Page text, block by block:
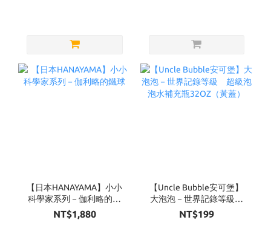
【日本HANAYAMA】小小
科學家系列－伽利略的鐵
球
NT$1,880
【Uncle Bubble安可堡】
大泡泡－世界記錄等級
超級泡泡水補充瓶
32OZ（黃蓋）
NT$199